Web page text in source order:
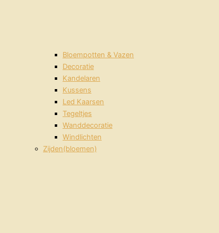
Bloempotten & Vazen
Decoratie
Kandelaren
Kussens
Led Kaarsen
Tegeltjes
Wanddecoratie
Windlichten
Zijden(bloemen)